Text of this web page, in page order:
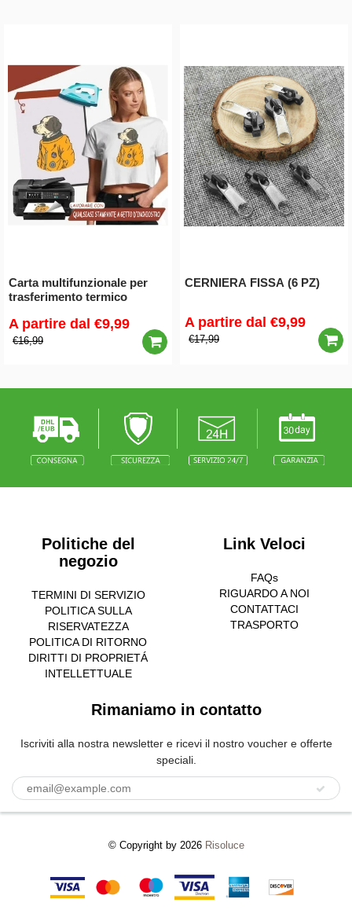
Carta multifunzionale per
trasferimento termico
A partire dal €9,99
€16,99
CERNIERA FISSA (6 PZ)
A partire dal €9,99
€17,99
Politiche del
negozio
TERMINI DI SERVIZIO
POLITICA SULLA
RISERVATEZZA
POLITICA DI RITORNO
DIRITTI DI PROPRIETÁ
INTELLETTUALE
Link Veloci
FAQs
RIGUARDO A NOI
CONTATTACI
TRASPORTO
Rimaniamo in contatto
Iscriviti alla nostra newsletter e ricevi il nostro voucher e offerte
speciali.
© Copyright by 2026 Risoluce